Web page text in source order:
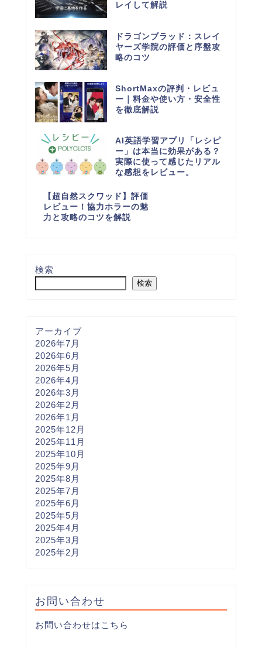
レイして解説
ドラゴンブラッド：スレイ
ヤーズ学院の評価と序盤攻
略のコツ
ShortMaxの評判・レビュ
ー｜料金や使い方・安全性
を徹底解説
AI英語学習アプリ「レシピ
ー」は本当に効果がある？
実際に使って感じたリアル
な感想をレビュー。
【超自然スクワッド】評価
レビュー！協力ホラーの魅
力と攻略のコツを解説
検索
検索
アーカイブ
2026年7月
2026年6月
2026年5月
2026年4月
2026年3月
2026年2月
2026年1月
2025年12月
2025年11月
2025年10月
2025年9月
2025年8月
2025年7月
2025年6月
2025年5月
2025年4月
2025年3月
2025年2月
お問い合わせ
お問い合わせはこちら